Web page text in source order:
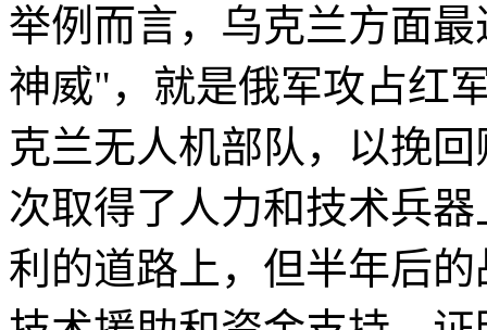
举例而言，乌克兰方面
神威"，就是俄军攻占红
克兰无人机部队，以挽
次取得了人力和技术兵
利的道路上，但半年后